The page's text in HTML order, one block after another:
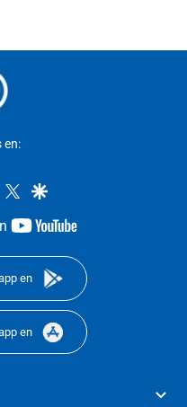
en:
instagram
twittergoogle
youtube-
en
en